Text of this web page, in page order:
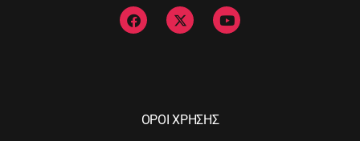
ΟΡΟΙ ΧΡΗΣΗΣ